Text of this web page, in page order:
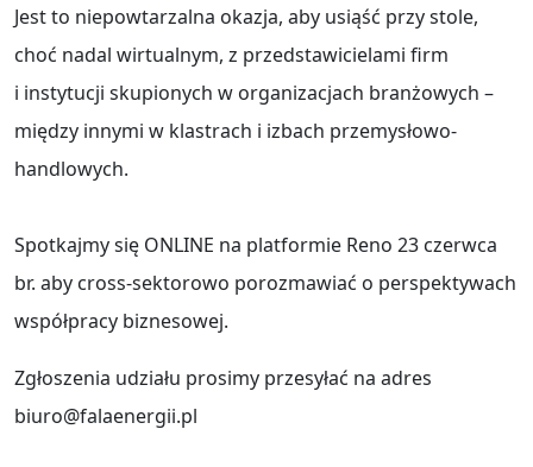
Jest to niepowtarzalna okazja, aby usiąść przy stole,
choć nadal wirtualnym, z przedstawicielami firm
i instytucji skupionych w organizacjach branżowych –
między innymi w klastrach i izbach przemysłowo-
handlowych.
Spotkajmy się ONLINE na platformie Reno 23 czerwca
br. aby cross-sektorowo porozmawiać o perspektywach
współpracy biznesowej.
Zgłoszenia udziału prosimy przesyłać na adres
biuro@falaenergii.pl